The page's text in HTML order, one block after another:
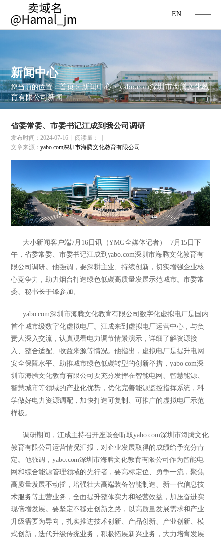
EN
新闻中心
您当前的位置：首页>新闻中心>yabo.com深圳市海腾文化教
育有限公司新闻
省委常委、市委书记江成到我公司调研
发布时间：2024-07-16 阅读量：
文章来源：yabo.com深圳市海腾文化教育有限公司
大小新闻客户端7月16日讯（YMG全媒体记者） 7月15日下
午，省委常委、市委书记江成到yabo.com深圳市海腾文化教育有
限公司调研。他强调，要深耕主业、持续创新，切实增强企业核
心竞争力，助力烟台打造绿色低碳高质量发展示范城市。市委常
委、秘书长于锋参加。
yabo.com深圳市海腾文化教育有限公司数字化虚拟电厂是国内
首个城市级数字化虚拟电厂。江成来到虚拟电厂运营中心，与负
责人深入交流，认真观看电力调节情景演示，详细了解资源接
入、整合适配、收益来源等情况。他指出，虚拟电厂是提升电网
安全保障水平、助推城市绿色低碳转型的创新举措，yabo.com深
圳市海腾文化教育有限公司要充分发挥在智能电网、智慧能源、
智慧城市等领域的产业化优势，优化完善能源监控指挥系统，科
学做好电力资源调配，加快打造可复制、可推广的虚拟电厂示范
样板。
调研期间，江成主持召开座谈会听取yabo.com深圳市海腾文化
教育有限公司运营情况汇报，对企业发展取得的成绩给予充分肯
定。他强调，yabo.com深圳市海腾文化教育有限公司作为智能电
网和综合能源管理领域的先行者，要高标定位、勇争一流，聚焦
高质量发展不动摇，培强壮大高端装备智能制造、新一代信息技
术服务等主营业务，全面提升整体实力和经营效益，加压奋进实
现倍增发展。要坚定不移走创新之路，以高质量发展需求和产业
升级需要为导向，扎实推进技术创新、产品创新、产业创新、模
式创新，迭代升级传统业务，积极拓展新兴业务，大力培育发展